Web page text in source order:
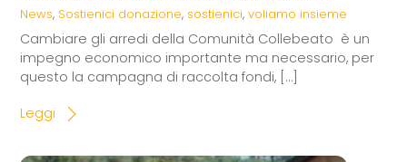
News, Sostienici donazione, sostienici,voliamo insieme
Cambiare gli arredi della Comunità Collebeato è un
impegno economico importante ma necessario, per
questo la campagna di raccolta fondi, […]
Leggi